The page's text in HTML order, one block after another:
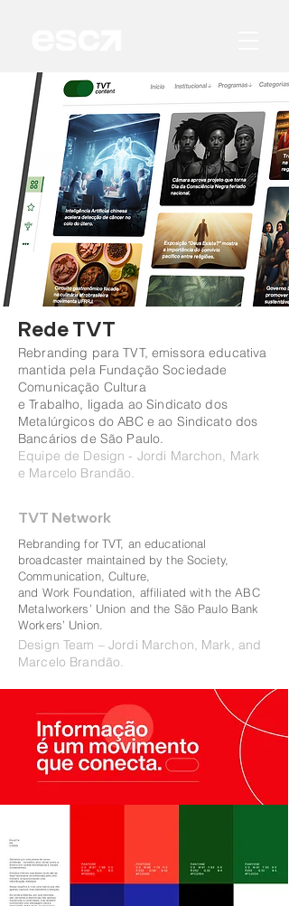
Rede TVT
Rebranding para TVT, emissora educativa
mantida pela Fundação Sociedade
Comunicação Cultura
e Trabalho, ligada ao Sindicato dos
Metalúrgicos do ABC e ao Sindicato dos
Bancários de São Paulo.
Equipe de Design - Jordi Marchon, Mark
e Marcelo Brandão.
TVT Network
Rebranding for TVT, an educational
broadcaster maintained by the Society,
Communication, Culture,
and Work Foundation, affiliated with the ABC
Metalworkers’ Union and the São Paulo Bank
Workers’ Union.
Design Team – Jordi Marchon, Mark, and
Marcelo Brandão.